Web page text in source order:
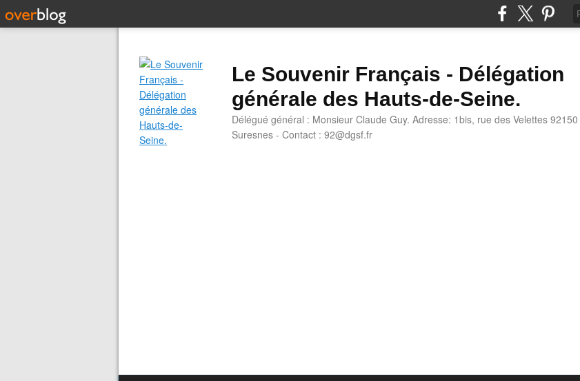
Le Souvenir Français - Délégation
générale des Hauts-de-Seine.
Délégué général : Monsieur Claude Guy. Adresse: 1bis, rue des Velettes 92150
Suresnes - Contact : 92@dgsf.fr